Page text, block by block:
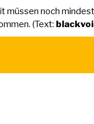
noch
(Text: